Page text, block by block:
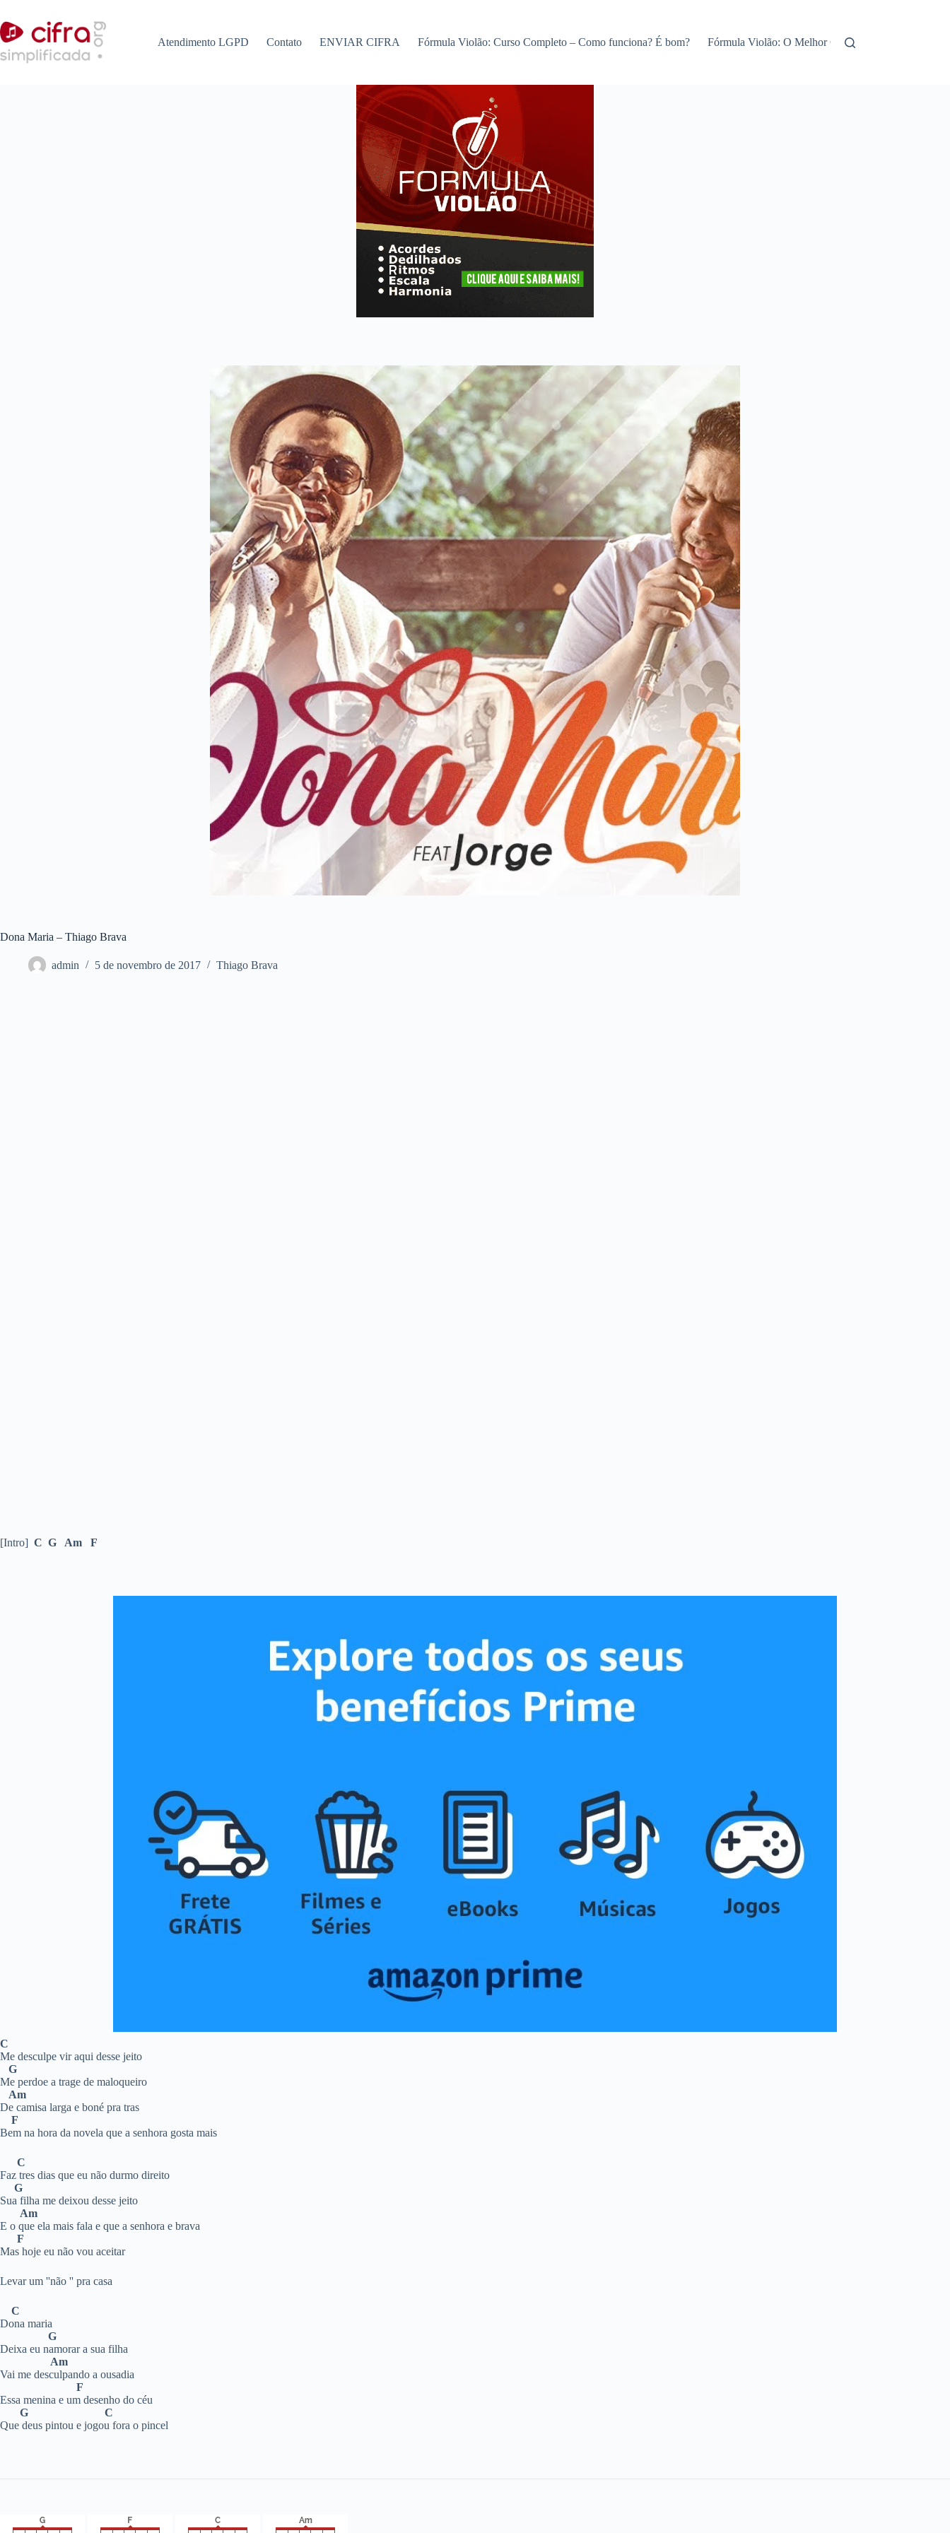
o
conteúdo
Atendimento LGPD Contato ENVIAR CIFRA Fórmula Violão: Curso Completo – Como funciona? É bom? Fórmula Violão: O Melhor Curso de Violão Online!
Dona Maria – Thiago Brava
admin 5 de novembro de 2017 Thiago Brava
[Intro] C G Am F
C
Me desculpe vir aqui desse jeito
G
Me perdoe a trage de maloqueiro
Am
De camisa larga e boné pra tras
F
Bem na hora da novela que a senhora gosta mais
C
Faz tres dias que eu não durmo direito
G
Sua filha me deixou desse jeito
Am
E o que ela mais fala e que a senhora e brava
F
Mas hoje eu não vou aceitar
Levar um ''não '' pra casa
C
Dona maria
G
Deixa eu namorar a sua filha
Am
Vai me desculpando a ousadia
F
Essa menina e um desenho do céu
G C
Que deus pintou e jogou fora o pincel